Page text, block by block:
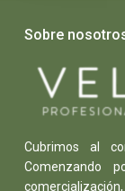
Sobre
Cubrimos al
Comenzando